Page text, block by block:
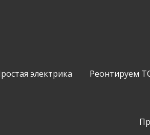
электрика Реонтируем